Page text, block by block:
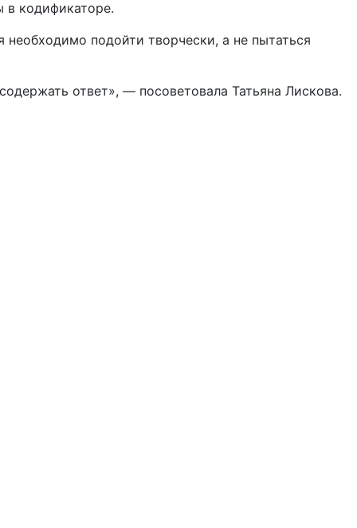
в кодификаторе.
подойти творчески, а не пытаться
ответ», — посоветовала Татьяна Лискова.